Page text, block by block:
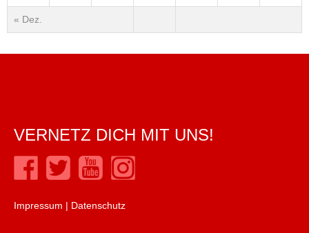
« Dez.
VERNETZ DICH MIT UNS!
Impressum | Datenschutz